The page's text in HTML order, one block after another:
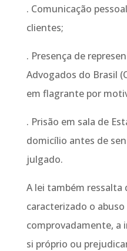
. Comunicação
clientes;
. Presença de
Advogados do Brasil
em flagrante por
. Prisão em sala de
domicílio antes de
julgado.
A lei também ressalta
caracterizado o
comprovadamente, a
si próprio ou